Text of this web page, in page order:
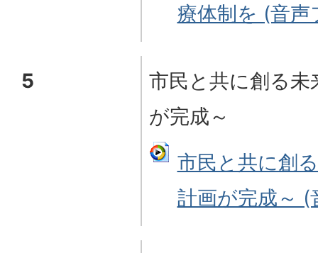
療体制を (音声
5
市民と共に創る未
が完成～
市民と共に創
計画が完成～ (